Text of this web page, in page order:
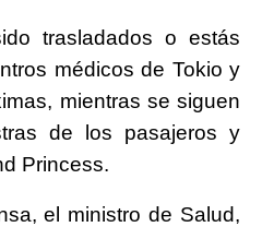
trasladados o estás
médicos de Tokio y
mientras se siguen
de los pasajeros y
Princess.
el ministro de Salud,